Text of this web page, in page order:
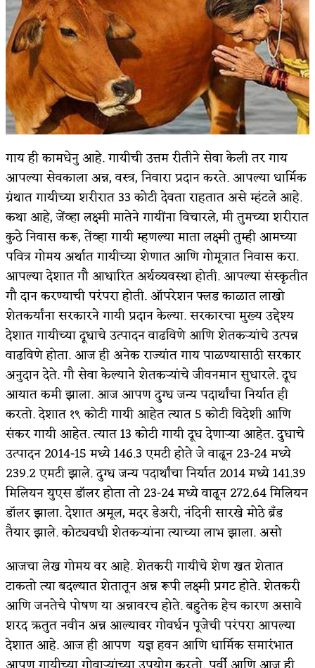
कसं हुईन तं हू माय…
काळजाचे प्रेत
चमकदार चांदी
आदिवासींचा डॉक्टर, समाजसेवेचा ध्यास : डॉ. राहुल
जोशी
डेंग्यू: ताप उतरला म्हणजे धोका टळला असे नाही!
४ जुलै – इतिहासात घडलेल्या महत्त्वाच्या घटना
सुवर्ण – झळाळी
‘अर्थ’पूर्ण हास्य
अष्टपैलू : खंडू रांगणेकर
अपूर्ण कथा
बुडीच खटलं – संयुक्त कुटुंब का गरजेचं?
गाय ही कामधेनु आहे. गायीची उत्तम रीतीने सेवा केली तर गाय
आपल्या सेवकाला अन्न, वस्त्र, निवारा प्रदान करते. आपल्या धार्मिक
ग्रंथात गायीच्या शरीरात 33 कोटी देवता राहतात असे म्हंटले आहे.
कथा आहे, जेंव्हा लक्ष्मी मातेने गायींना विचारले, मी तुमच्या शरीरात
कुठे निवास करू, तेंव्हा गायी म्हणल्या माता लक्ष्मी तुम्ही आमच्या
पवित्र गोमय अर्थात गायीच्या शेणात आणि गोमूत्रात निवास करा.
आपल्या देशात गौ आधारित अर्थव्यवस्था होती. आपल्या संस्कृतीत
गौ दान करण्याची परंपरा होती. ऑपरेशन फ्लड काळात लाखो
शेतकर्यांना सरकारने गायी प्रदान केल्या. सरकारचा मुख्य उद्देश्य
देशात गायीच्या दूधाचे उत्पादन वाढविणे आणि शेतकर्‍यांचे उत्पन्न
वाढविणे होता. आज ही अनेक राज्यांत गाय पाळण्यासाठी सरकार
अनुदान देते. गौ सेवा केल्याने शेतकर्‍यांचे जीवनमान सुधारले. दूध
आयात कमी झाला. आज आपण दुग्ध जन्य पदार्थांचा निर्यात ही
करतो. देशात १९ कोटी गायी आहेत त्यात 5 कोटी विदेशी आणि
संकर गायी आहेत. त्यात 13 कोटी गायी दूध देणार्‍या आहेत. दुधाचे
उत्पादन 2014-15 मध्ये 146.3 एमटी होते जे वाढून 23-24 मध्ये
239.2 एमटी झाले. दुग्ध जन्य पदार्थांचा निर्यात 2014 मध्ये 141.39
मिलियन युएस डॉलर होता तो 23-24 मध्ये वाढून 272.64 मिलियन
डॉलर झाला. देशात अमूल, मदर डेअरी, नंदिनी सारखे मोठे ब्रॅंड
तैयार झाले. कोट्यवधी शेतकर्‍यांना त्याच्या लाभ झाला. असो
आजचा लेख गोमय वर आहे. शेतकरी गायीचे शेण खत शेतात
टाकतो त्या बदल्यात शेतातून अन्न रूपी लक्ष्मी प्रगट होते. शेतकरी
आणि जनतेचे पोषण या अन्नावरच होते. बहुतेक हेच कारण असावे
शरद ऋतुत नवीन अन्न आल्यावर गोवर्धन पूजेची परंपरा आपल्या
देशात आहे. आज ही आपण यज्ञ हवन आणि धार्मिक समारंभात